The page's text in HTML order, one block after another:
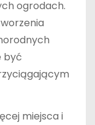
ogrodach.
być
miejsca i